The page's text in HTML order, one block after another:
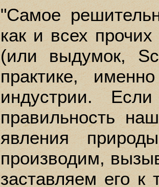
"Самое
как и всех
(или выдумок,
практике,
индустрии.
правильность
явления
производим,
заставляем его